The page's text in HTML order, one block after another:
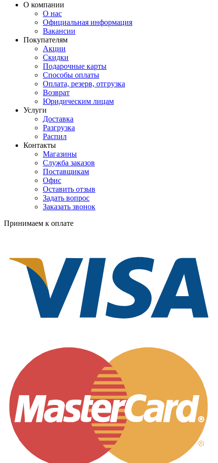
О компании
О нас
Официальная информация
Вакансии
Покупателям
Акции
Скидки
Подарочные карты
Способы оплаты
Оплата, резерв, отгрузка
Возврат
Юридическим лицам
Услуги
Доставка
Разгрузка
Распил
Контакты
Магазины
Служба заказов
Поставщикам
Офис
Оставить отзыв
Задать вопрос
Заказать звонок
Принимаем к оплате